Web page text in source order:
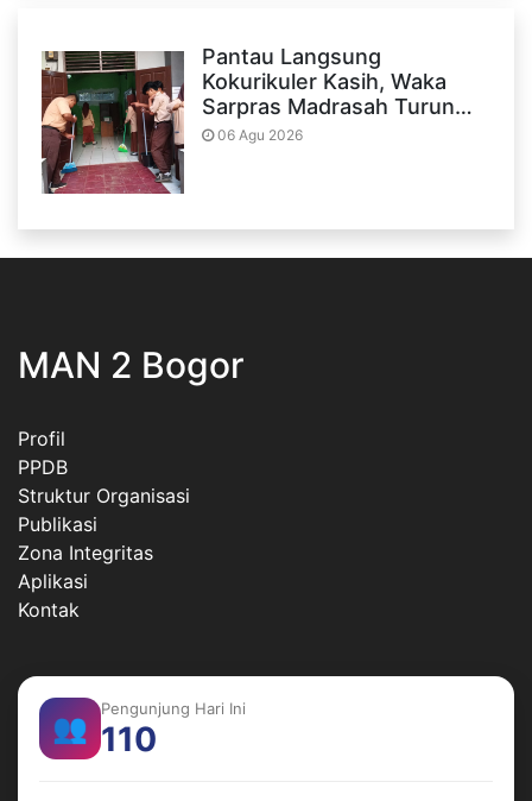
Pantau Langsung
Kokurikuler Kasih, Waka
Sarpras Madrasah Turun…
06 Agu 2026
MAN 2 Bogor
Profil
PPDB
Struktur Organisasi
Publikasi
Zona Integritas
Aplikasi
Kontak
👥
Pengunjung Hari Ini
110